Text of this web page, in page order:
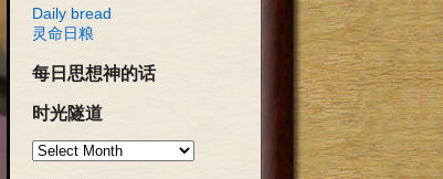
Daily bread
灵命日粮
每日思想神的话
时光隧道